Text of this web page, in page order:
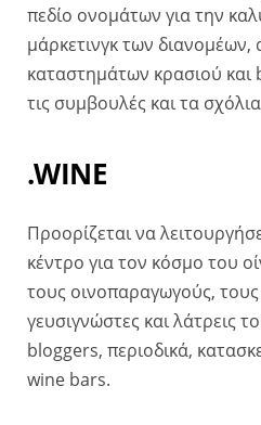
πεδίο ονομάτων για την
μάρκετινγκ των
καταστημάτων κρασιού και
τις συμβουλές και τα
.WINE
Προορίζεται να
κέντρο για τον κόσμο του
τους οινοπαραγωγούς,
γευσιγνώστες και λάτρεις
bloggers, περιοδικά,
wine bars.